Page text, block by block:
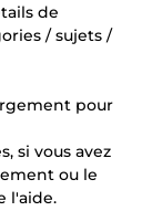
de
/ sujets /
pour
si vous avez
ou le
l'aide.